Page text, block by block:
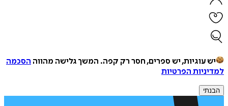
יש עוגיות, יש ספרים, חסר רק קפה. המשך גלישה מהווה הסכמה
למדיניות הפרטיות
הבנתי